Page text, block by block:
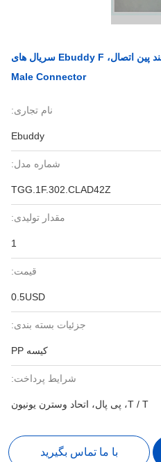
فیشر سازگار 102/103/104 چند پین اتصال، Ebuddy F سریال های
Male Connector
نام تجاری:
Ebuddy
شماره مدل:
TGG.1F.302.CLAD42Z
مقدار تولیدی:
1
قیمت:
0.5USD
جزئیات بسته بندی:
کیسه PP
شرایط پرداخت:
T / T، پی پال، اتحاد وسترن یونیون
با ما تماس بگیرید